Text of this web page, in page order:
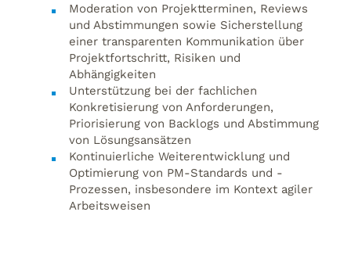
Moderation von Projektterminen, Reviews
und Abstimmungen sowie Sicherstellung
einer transparenten Kommunikation über
Projektfortschritt, Risiken und
Abhängigkeiten
Unterstützung bei der fachlichen
Konkretisierung von Anforderungen,
Priorisierung von Backlogs und Abstimmung
von Lösungsansätzen
Kontinuierliche Weiterentwicklung und
Optimierung von PM-Standards und -
Prozessen, insbesondere im Kontext agiler
Arbeitsweisen